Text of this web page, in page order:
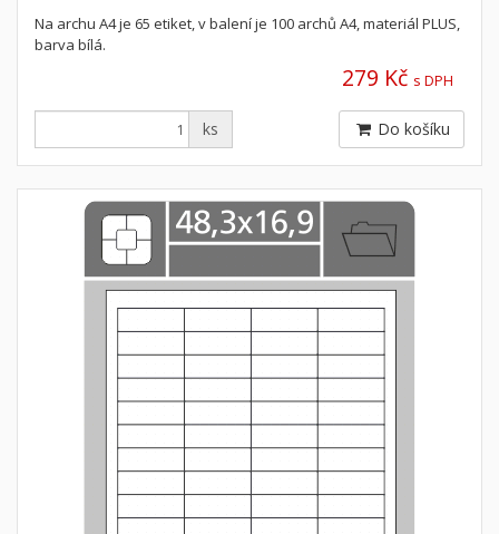
Na archu A4 je 65 etiket, v balení je 100 archů A4, materiál PLUS,
barva bílá.
279 Kč s DPH
ks Do košíku